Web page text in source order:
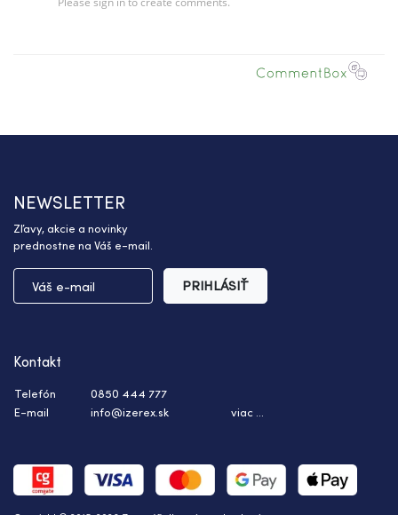
NEWSLETTER
Zľavy, akcie a novinky
prednostne na Váš e-mail.
PRIHLÁSIŤ
Kontakt
Telefón
0850 444 777
E-mail
info@izerex.sk viac ...